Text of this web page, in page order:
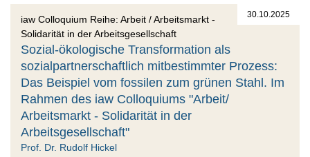
30.10.2025
iaw Colloquium Reihe: Arbeit / Arbeitsmarkt -
Solidarität in der Arbeitsgesellschaft
Sozial-ökologische Transformation als
sozialpartnerschaftlich mitbestimmter Prozess:
Das Beispiel vom fossilen zum grünen Stahl. Im
Rahmen des iaw Colloquiums "Arbeit/
Arbeitsmarkt - Solidarität in der
Arbeitsgesellschaft"
Prof. Dr. Rudolf Hickel